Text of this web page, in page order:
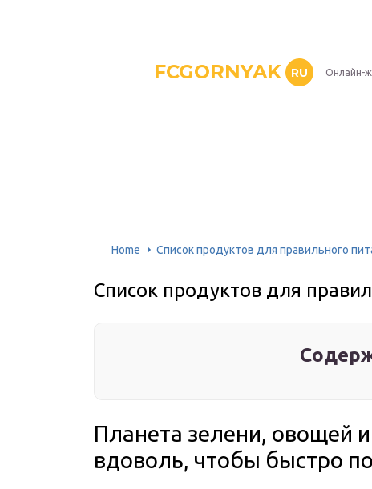
FCGORNYAK RU Онлайн-
Home Список продуктов для правильного
Список продуктов для
Планета зелени, овощей
вдоволь, чтобы быстро